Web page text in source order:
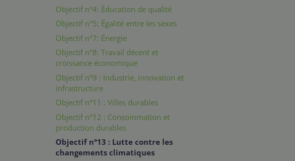
Objectif n°4: Éducation de qualité
Objectif n°5: Égalité entre les sexes
Objectif n°7: Énergie
Objectif n°8: Travail décent et
croissance économique
Objectif n°9 : Industrie, innovation et
infrastructure
Objectif n°11 : Villes durables
Objectif n°12 : Consommation et
production durables
Objectif n°13 : Lutte contre les
changements climatiques